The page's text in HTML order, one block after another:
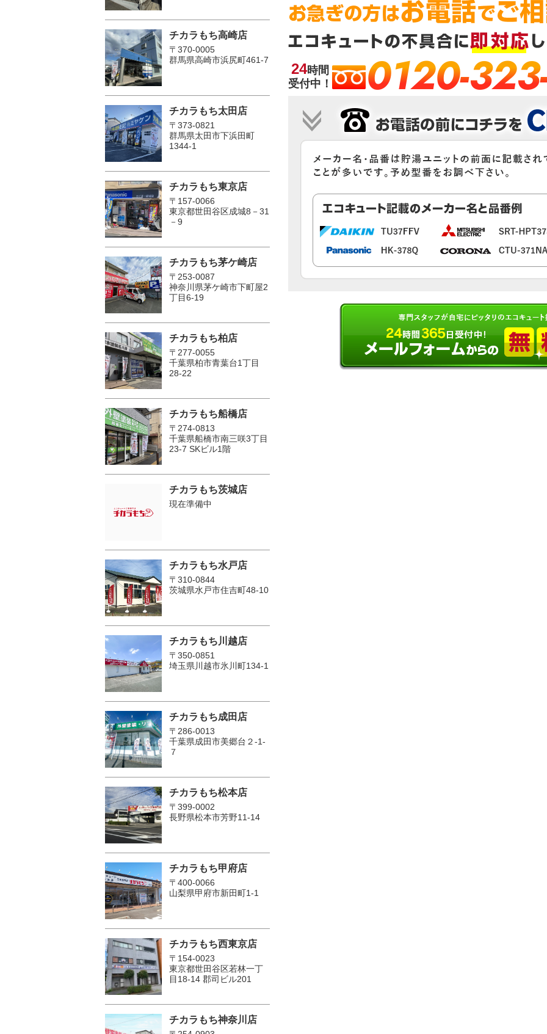
24時間
受付中！
0120-
チカラもち高崎店
〒370-0005
群馬県高崎市浜尻町461-7
チカラもち太田店
〒373-0821
群馬県太田市下浜田町
1344-1
チカラもち東京店
〒157-0066
東京都世田谷区成城8－31
－9
チカラもち茅ケ崎店
〒253-0087
神奈川県茅ケ崎市下町屋2
丁目6-19
チカラもち柏店
〒277-0055
千葉県柏市青葉台1丁目
28-22
チカラもち船橋店
〒274-0813
千葉県船橋市南三咲3丁目
23-7 SKビル1階
チカラもち茨城店
現在準備中
チカラもち水戸店
〒310-0844
茨城県水戸市住吉町48-10
チカラもち川越店
〒350-0851
埼玉県川越市氷川町134-1
チカラもち成田店
〒286-0013
千葉県成田市美郷台２‐1‐
７
チカラもち松本店
〒399-0002
長野県松本市芳野11-14
チカラもち甲府店
〒400-0066
山梨県甲府市新田町1-1
チカラもち西東京店
〒154-0023
東京都世田谷区若林一丁
目18-14 郡司ビル201
チカラもち神奈川店